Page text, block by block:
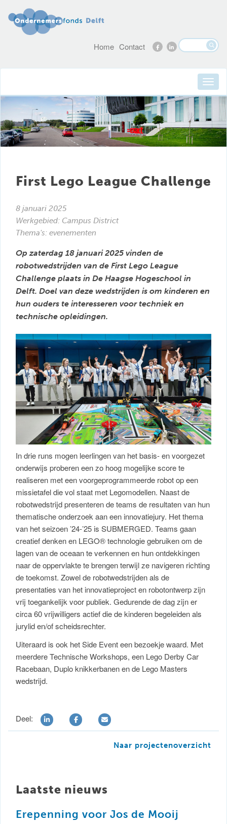
Home Contact
First Lego League Challenge
8 januari 2025
Werkgebied: Campus District
Thema's: evenementen
Op zaterdag 18 januari 2025 vinden de
robotwedstrijden van de First Lego League
Challenge plaats in De Haagse Hogeschool in
Delft. Doel van deze wedstrijden is om kinderen en
hun ouders te interesseren voor techniek en
technische opleidingen.
In drie runs mogen leerlingen van het basis- en voorgezet
onderwijs proberen een zo hoog mogelijke score te
realiseren met een voorgeprogrammeerde robot op een
missietafel die vol staat met Legomodellen. Naast de
robotwedstrijd presenteren de teams de resultaten van hun
thematische onderzoek aan een innovatiejury. Het thema
van het seizoen ’24-’25 is SUBMERGED. Teams gaan
creatief denken en LEGO® technologie gebruiken om de
lagen van de oceaan te verkennen en hun ontdekkingen
naar de oppervlakte te brengen terwijl ze navigeren richting
de toekomst. Zowel de robotwedstrijden als de
presentaties van het innovatieproject en robotontwerp zijn
vrij toegankelijk voor publiek. Gedurende de dag zijn er
circa 60 vrijwilligers actief die de kinderen begeleiden als
jurylid en/of scheidsrechter.
Uiteraard is ook het Side Event een bezoekje waard. Met
meerdere Technische Workshops, een Lego Derby Car
Racebaan, Duplo knikkerbanen en de Lego Masters
wedstrijd.
Deel:
Naar projectenoverzicht
Laatste nieuws
Erepenning voor Jos de Mooij